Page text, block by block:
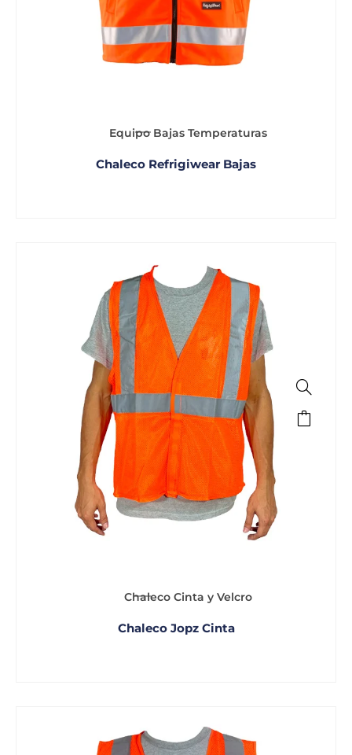
Equipo Bajas Temperaturas
Chaleco Refrigiwear Bajas
Chaleco Cinta y Velcro
Chaleco Jopz Cinta